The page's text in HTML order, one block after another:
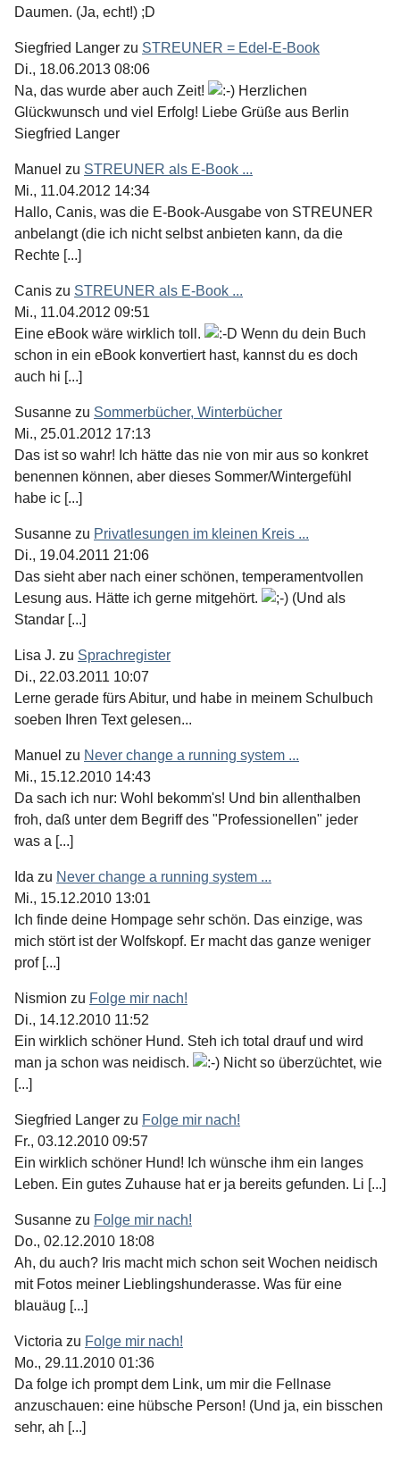
Daumen. (Ja, echt!) ;D
Siegfried Langer zu STREUNER = Edel-E-Book
Di., 18.06.2013 08:06
Na, das wurde aber auch Zeit!
Herzlichen
Glückwunsch und viel Erfolg! Liebe Grüße aus Berlin
Siegfried Langer
Manuel zu STREUNER als E-Book ...
Mi., 11.04.2012 14:34
Hallo, Canis, was die E-Book-Ausgabe von STREUNER
anbelangt (die ich nicht selbst anbieten kann, da die
Rechte [...]
Canis zu STREUNER als E-Book ...
Mi., 11.04.2012 09:51
Eine eBook wäre wirklich toll.
Wenn du dein Buch
schon in ein eBook konvertiert hast, kannst du es doch
auch hi [...]
Susanne zu Sommerbücher, Winterbücher
Mi., 25.01.2012 17:13
Das ist so wahr! Ich hätte das nie von mir aus so konkret
benennen können, aber dieses Sommer/Wintergefühl
habe ic [...]
Susanne zu Privatlesungen im kleinen Kreis ...
Di., 19.04.2011 21:06
Das sieht aber nach einer schönen, temperamentvollen
Lesung aus. Hätte ich gerne mitgehört.
(Und als
Standar [...]
Lisa J. zu Sprachregister
Di., 22.03.2011 10:07
Lerne gerade fürs Abitur, und habe in meinem Schulbuch
soeben Ihren Text gelesen...
Manuel zu Never change a running system ...
Mi., 15.12.2010 14:43
Da sach ich nur: Wohl bekomm's! Und bin allenthalben
froh, daß unter dem Begriff des "Professionellen" jeder
was a [...]
Ida zu Never change a running system ...
Mi., 15.12.2010 13:01
Ich finde deine Hompage sehr schön. Das einzige, was
mich stört ist der Wolfskopf. Er macht das ganze weniger
prof [...]
Nismion zu Folge mir nach!
Di., 14.12.2010 11:52
Ein wirklich schöner Hund. Steh ich total drauf und wird
man ja schon was neidisch.
Nicht so überzüchtet, wie
[...]
Siegfried Langer zu Folge mir nach!
Fr., 03.12.2010 09:57
Ein wirklich schöner Hund! Ich wünsche ihm ein langes
Leben. Ein gutes Zuhause hat er ja bereits gefunden. Li [...]
Susanne zu Folge mir nach!
Do., 02.12.2010 18:08
Ah, du auch? Iris macht mich schon seit Wochen neidisch
mit Fotos meiner Lieblingshunderasse. Was für eine
blauäug [...]
Victoria zu Folge mir nach!
Mo., 29.11.2010 01:36
Da folge ich prompt dem Link, um mir die Fellnase
anzuschauen: eine hübsche Person! (Und ja, ein bisschen
sehr, ah [...]